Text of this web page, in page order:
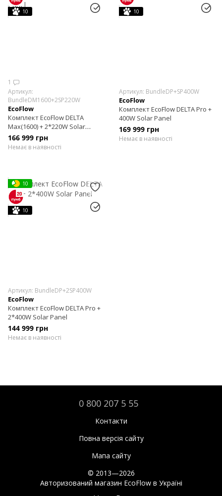
10
1
Артикул:
BundleDM1600+2SP220W
EcoFlow
Комплект EcoFlow DELTA
Max(1600) + 2*220W Solar
Panel
166 999 грн
Немає в наявності
10
Артикул: BundleDP+SP400W
EcoFlow
Комплект EcoFlow DELTA Pro +
400W Solar Panel
169 999 грн
Немає в наявності
10
10
Артикул: BundleDP+2SP400W
EcoFlow
Комплект EcoFlow DELTA Pro +
2*400W Solar Panel
144 999 грн
Немає в наявності
0 800 207 5 55
Контакти
Повна версія сайту
Мапа сайту
© 2013—2026
Авторизований магазин EcoFlow в Україні